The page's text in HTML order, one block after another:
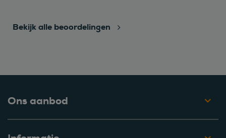
Bekijk alle beoordelingen
Ons aanbod